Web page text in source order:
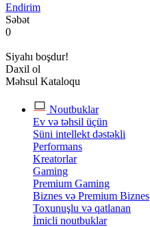
Endirim
Səbət
0
Siyahı boşdur!
Daxil ol
Məhsul Kataloqu
Noutbuklar
Ev və təhsil üçün
Süni intellekt dəstəkli
Performans
Kreatorlar
Gaming
Premium Gaming
Biznes və Premium Biznes
Toxunuşlu və qatlanan
İmicli noutbuklar